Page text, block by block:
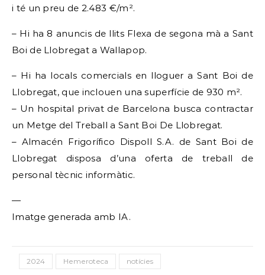
i té un preu de 2.483 €/m².
– Hi ha 8 anuncis de llits Flexa de segona mà a Sant
Boi de Llobregat a Wallapop.
– Hi ha locals comercials en lloguer a Sant Boi de
Llobregat, que inclouen una superfície de 930 m².
– Un hospital privat de Barcelona busca contractar
un Metge del Treball a Sant Boi De Llobregat.
– Almacén Frigorífico Dispoll S.A. de Sant Boi de
Llobregat disposa d’una oferta de treball de
personal tècnic informàtic.
—
Imatge generada amb IA.
2024 Hemeroteca notícies